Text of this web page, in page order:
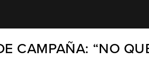
CAMPAÑA: “NO